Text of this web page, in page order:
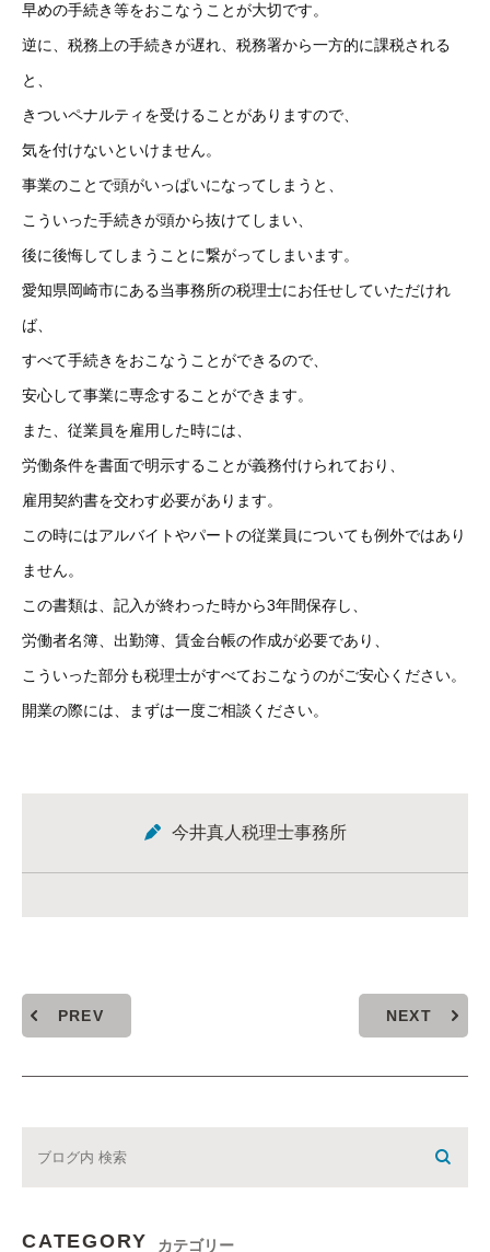
早めの手続き等をおこなうことが大切です。
逆に、税務上の手続きが遅れ、税務署から一方的に課税される
と、
きついペナルティを受けることがありますので、
気を付けないといけません。
事業のことで頭がいっぱいになってしまうと、
こういった手続きが頭から抜けてしまい、
後に後悔してしまうことに繋がってしまいます。
愛知県岡崎市にある当事務所の税理士にお任せしていただけれ
ば、
すべて手続きをおこなうことができるので、
安心して事業に専念することができます。
また、従業員を雇用した時には、
労働条件を書面で明示することが義務付けられており、
雇用契約書を交わす必要があります。
この時にはアルバイトやパートの従業員についても例外ではあり
ません。
この書類は、記入が終わった時から3年間保存し、
労働者名簿、出勤簿、賃金台帳の作成が必要であり、
こういった部分も税理士がすべておこなうのがご安心ください。
開業の際には、まずは一度ご相談ください。
今井真人税理士事務所
PREV NEXT
CATEGORY カテゴリー